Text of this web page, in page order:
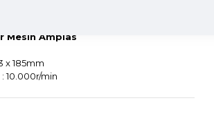
Mesin Amplas
x 185mm
10.000r/min